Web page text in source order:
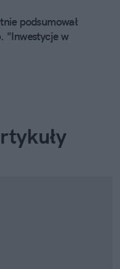
podsumował
"Inwestycje w